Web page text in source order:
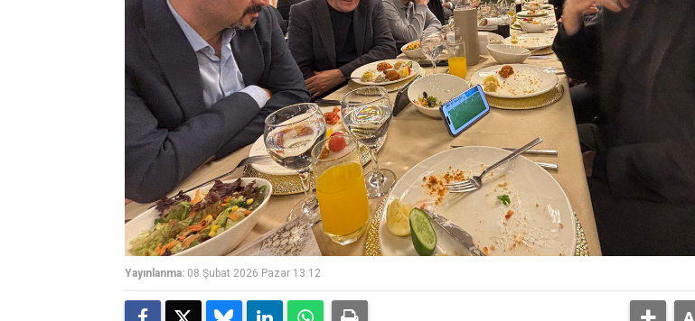
Yayınlanma: 08 Şubat 2026 Pazar 13:12